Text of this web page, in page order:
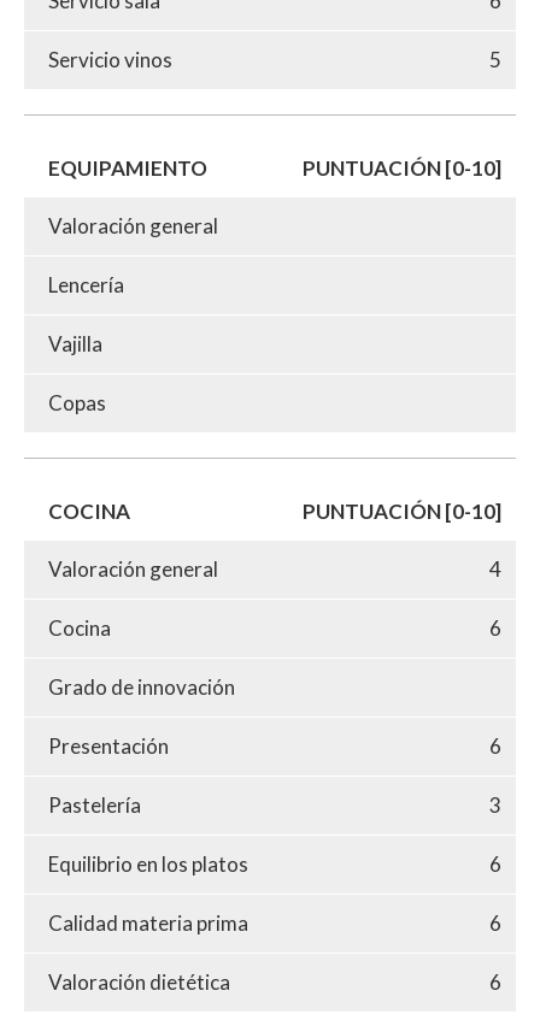
Servicio vinos 5
EQUIPAMIENTO PUNTUACIÓN [0-10]
Valoración general
Lencería
Vajilla
Copas
COCINA PUNTUACIÓN [0-10]
Valoración general 4
Cocina 6
Grado de innovación
Presentación 6
Pastelería 3
Equilibrio en los platos 6
Calidad materia prima 6
Valoración dietética 6